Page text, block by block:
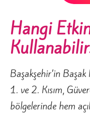
Hangi
Başakşehir’in
1. ve 2. Kısım,
bölgelerinde hem